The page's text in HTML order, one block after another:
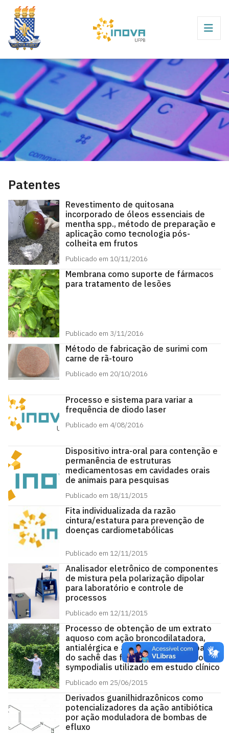
Patentes
Revestimento de quitosana
incorporado de óleos essenciais de
mentha spp., método de preparação e
aplicação como tecnologia pós-
colheita em frutos
Publicado em 10/11/2016
Membrana como suporte de fármacos
para tratamento de lesões
Publicado em 3/11/2016
Método de fabricação de surimi com
carne de rã-touro
Publicado em 20/10/2016
Processo e sistema para variar a
frequência de diodo laser
Publicado em 4/08/2016
Dispositivo intra-oral para contenção e
permanência de estruturas
medicamentosas em cavidades orais
de animais para pesquisas
Publicado em 18/11/2015
Fita individualizada da razão
cintura/estatura para prevenção de
doenças cardiometabólicas
Publicado em 12/11/2015
Analisador eletrônico de componentes
de mistura pela polarização dipolar
para laboratório e controle de
processos
Publicado em 12/11/2015
Processo de obtenção de um extrato
aquoso com ação broncodilatadora,
antialérgica e anti-inflamatória a partir
do sachê das folhas de cissampelos
sympodialis utilizado em estudo clínico
Publicado em 25/06/2015
Derivados guanilhidrazônicos como
potencializadores da ação antibiótica
por ação moduladora de bombas de
efluxo